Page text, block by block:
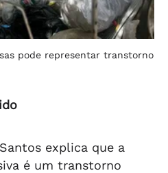
pode representar transtorno
explica que a
é um transtorno